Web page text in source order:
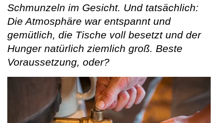
Schmunzeln im Gesicht. Und tatsächlich:
Die Atmosphäre war entspannt und
gemütlich, die Tische voll besetzt und der
Hunger natürlich ziemlich groß. Beste
Voraussetzung, oder?